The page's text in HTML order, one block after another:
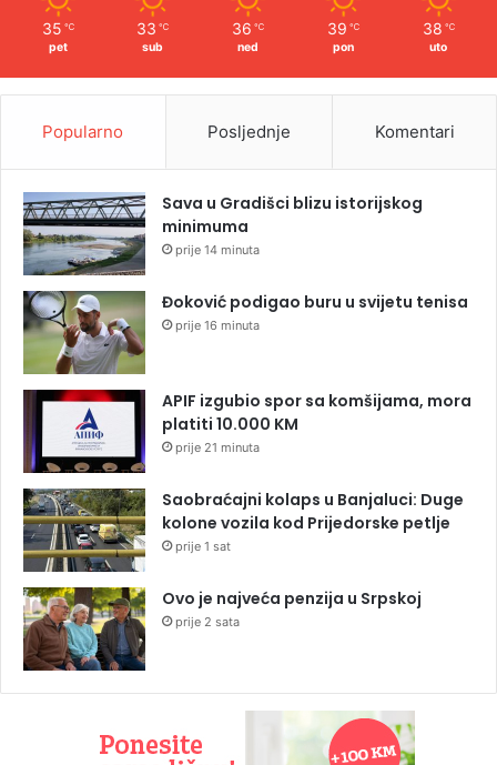
35 ℃
pet
33 ℃
sub
36 ℃
ned
39 ℃
pon
38 ℃
uto
Popularno Posljednje Komentari
Sava u Gradišci blizu istorijskog
minimuma
prije 14 minuta
Đoković podigao buru u svijetu tenisa
prije 16 minuta
APIF izgubio spor sa komšijama, mora
platiti 10.000 KM
prije 21 minuta
Saobraćajni kolaps u Banjaluci: Duge
kolone vozila kod Prijedorske petlje
prije 1 sat
Ovo je najveća penzija u Srpskoj
prije 2 sata